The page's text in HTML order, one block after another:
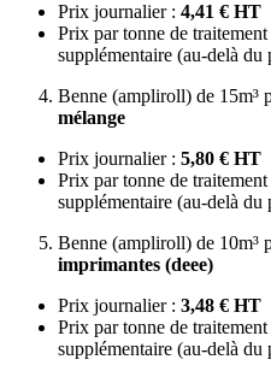
Prix journalier : 4,41 € HT
Prix par tonne de traitement
supplémentaire (au-delà du
Benne (ampliroll) de 15m³
mélange
Prix journalier : 5,80 € HT
Prix par tonne de traitement
supplémentaire (au-delà du
Benne (ampliroll) de 10m³
imprimantes (deee)
Prix journalier : 3,48 € HT
Prix par tonne de traitement
supplémentaire (au-delà du